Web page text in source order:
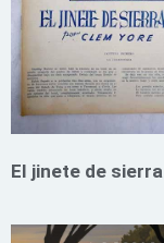
El jinete de